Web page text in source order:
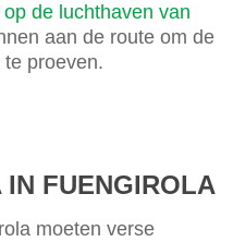
de luchthaven van
aan de route om de
te proeven.
FUENGIROLA
moeten verse